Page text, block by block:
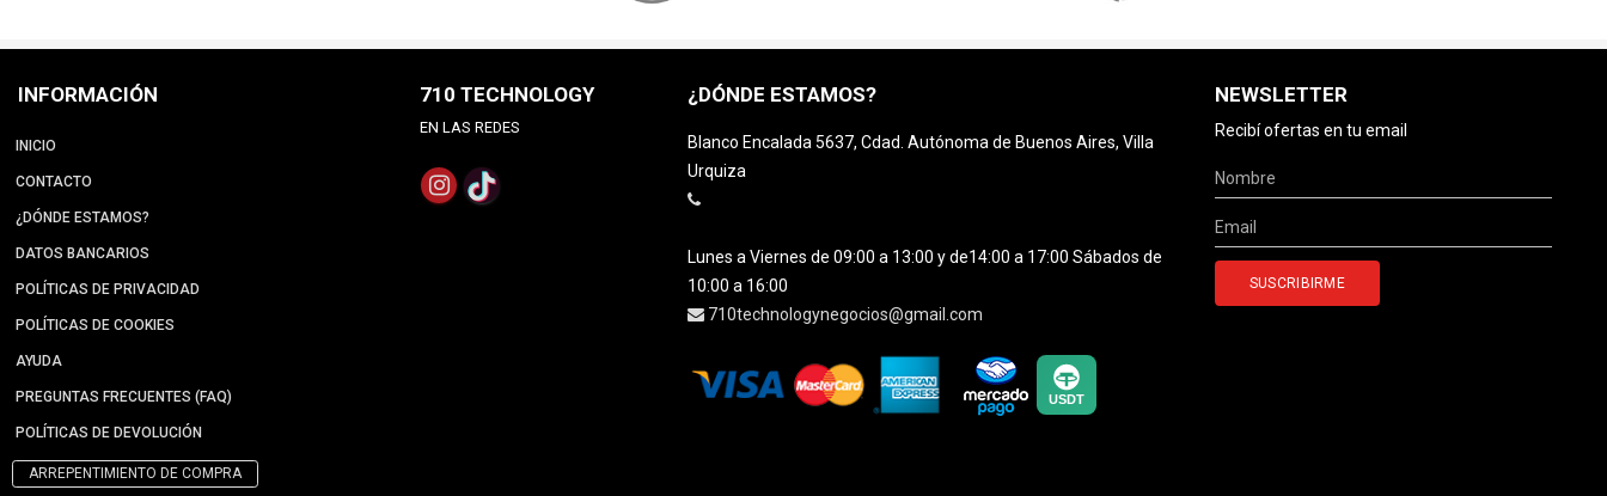
INFORMACIÓN
INICIO
CONTACTO
¿DÓNDE ESTAMOS?
DATOS BANCARIOS
POLÍTICAS DE PRIVACIDAD
POLÍTICAS DE COOKIES
AYUDA
PREGUNTAS FRECUENTES (FAQ)
POLÍTICAS DE DEVOLUCIÓN
ARREPENTIMIENTO DE COMPRA
710 TECHNOLOGY
EN LAS REDES
¿DÓNDE ESTAMOS?
Blanco Encalada 5637, Cdad. Autónoma de Buenos Aires, Villa
Urquiza
Lunes a Viernes de 09:00 a 13:00 y de14:00 a 17:00 Sábados de
10:00 a 16:00
710technologynegocios@gmail.com
NEWSLETTER
Recibí ofertas en tu email